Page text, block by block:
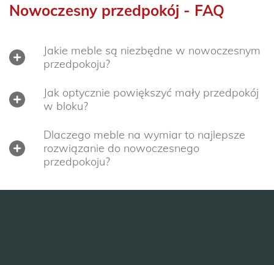
Nowoczesny przedpokój - FAQ
Jakie meble są niezbędne w nowoczesnym
przedpokoju?
Jak optycznie powiększyć mały przedpokój
w bloku?
Dlaczego meble na wymiar to najlepsze
rozwiązanie do nowoczesnego
przedpokoju?